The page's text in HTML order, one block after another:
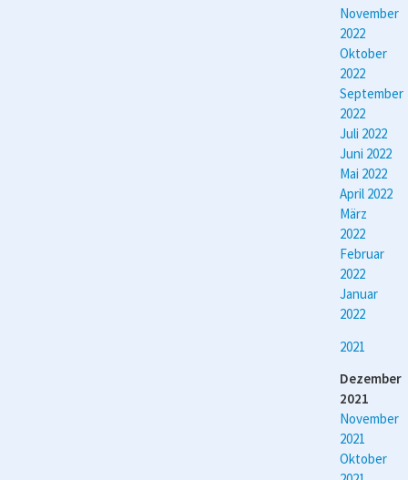
November
2022
Oktober
2022
September
2022
Juli 2022
Juni 2022
Mai 2022
April 2022
März
2022
Februar
2022
Januar
2022
2021
Dezember
2021
November
2021
Oktober